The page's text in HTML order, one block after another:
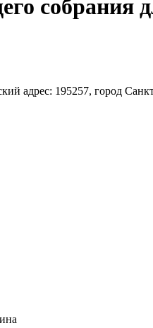
195257, город